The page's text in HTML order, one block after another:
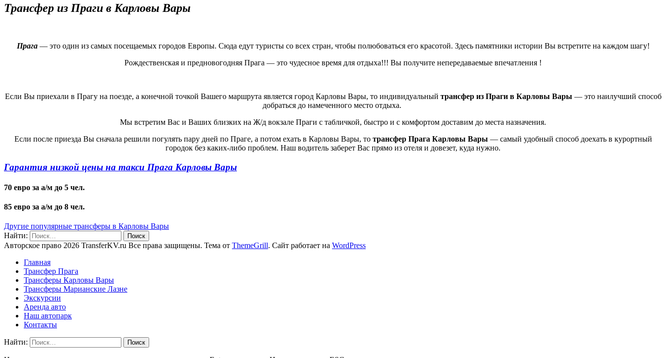
Трансфер из Праги в Карловы Вары
Прага— это один из самых посещаемых городов Европы. Сюда едут туристы со всех стран, чтобы полюбоваться его красотой. Здесь памятники истории Вы встретите на каждом шагу!
Рождественская и предновогодняя Прага — это чудесное время для отдыха!!! Вы получите непередаваемые впечатления !
Если Вы приехали в Прагу на поезде, а конечной точкой Вашего маршрута является город Карловы Вары, то индивидуальный трансфер из Праги в Карловы Вары — это наилучший способ
добраться до намеченного место отдыха.
Мы встретим Вас и Ваших близких на Ж/д вокзале Праги с табличкой, быстро и с комфортом доставим до места назначения.
Если после приезда Вы сначала решили погулять пару дней по Праге, а потом ехать в Карловы Вары, то трансфер Прага Карловы Вары — самый удобный способ доехать в курортный
городок без каких-либо проблем. Наш водитель заберет Вас прямо из отеля и довезет, куда нужно.
Гарантия низкой цены на такси Прага Карловы Вары
70 евро за а/м до 5 чел.
85 евро за а/м до 8 чел.
Другие популярные трансферы в Карловы Вары
Найти:
Авторское право 2026 TransferKV.ru Все права защищены. Тема от ThemeGrill. Сайт работает на WordPress
Главная
Трансфер Прага
Трансферы Карловы Вары
Трансферы Марианские Лазне
Экскурсии
Аренда авто
Наш автопарк
Контакты
Найти: